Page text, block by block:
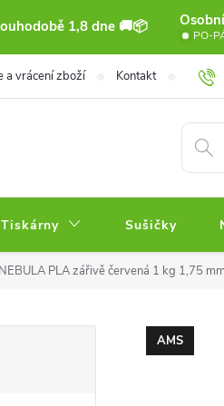
1,8 dne 🚚📦 PO-
a vrácení zboží Kontakt Doprava
Sušičky
PLA zářivě červená 1 kg 1,75 mm
AMS